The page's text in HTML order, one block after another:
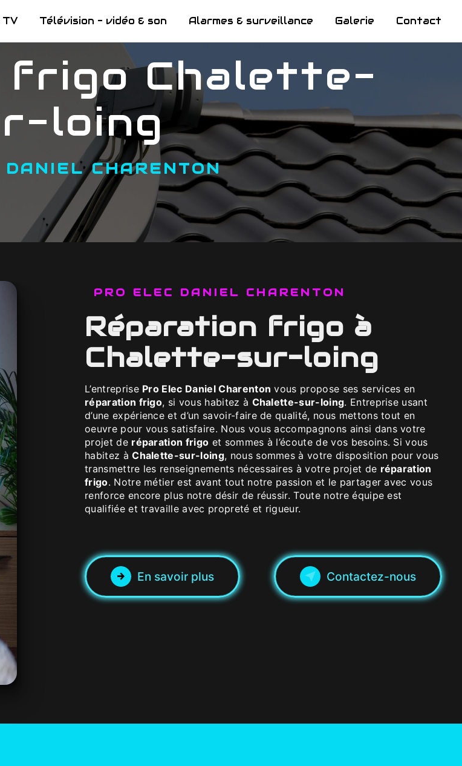
Télévision - vidéo & son Alarmes & surveillance Galerie Contact
loing
DANIEL CHARENTON
PRO ELEC DANIEL CHARENTON
réparation frigo à
Chalette-sur-loing
L’entreprise Pro Elec Daniel Charenton vous propose ses services en
réparation frigo, si vous habitez à Chalette-sur-loing. Entreprise usant
d’une expérience et d’un savoir-faire de qualité, nous mettons tout en
oeuvre pour vous satisfaire. Nous vous accompagnons ainsi dans votre
projet de réparation frigo et sommes à l’écoute de vos besoins. Si vous
habitez àChalette-sur-loing, nous sommes à votre disposition pour vous
transmettre les renseignements nécessaires à votre projet de réparation
frigo. Notre métier est avant tout notre passion et le partager avec vous
renforce encore plus notre désir de réussir. Toute notre équipe est
qualifiée et travaille avec propreté et rigueur.
En savoir plus Contactez-nous